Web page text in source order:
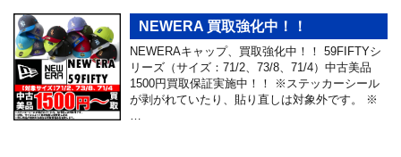
NEWERA 買取強化中！！
NEWERAキャップ、買取強化中！！ 59FIFTYシ
リーズ（サイズ：71/2、73/8、71/4）中古美品
1500円買取保証実施中！！ ※ステッカーシール
が剥がれていたり、貼り直しは対象外です。 ※